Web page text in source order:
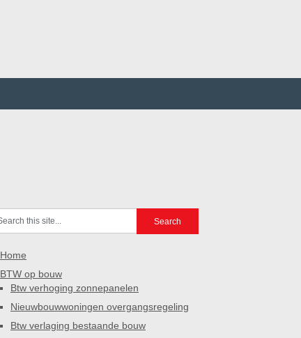
Home
BTW op bouw
Btw verhoging zonnepanelen
Nieuwbouwwoningen overgangsregeling
Btw verlaging bestaande bouw